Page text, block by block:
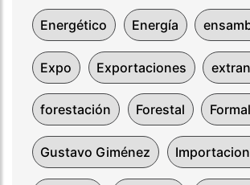
Energético Energía
Expo Exportaciones
forestación Forestal
Gustavo Giménez